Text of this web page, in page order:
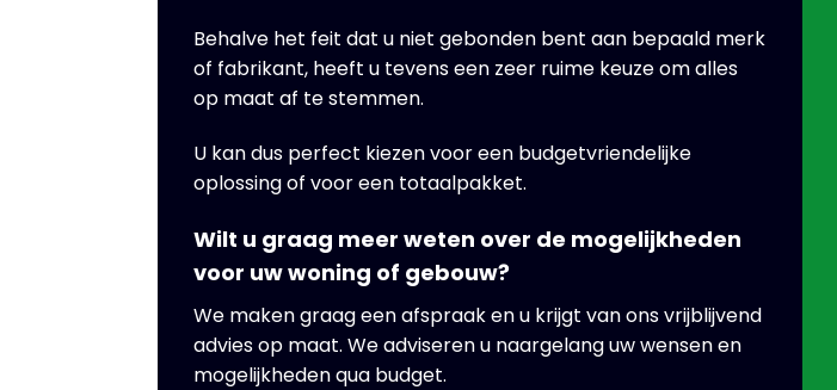
Behalve het feit dat u niet gebonden bent aan bepaald merk
of fabrikant, heeft u tevens een zeer ruime keuze om alles
op maat af te stemmen.
U kan dus perfect kiezen voor een budgetvriendelijke
oplossing of voor een totaalpakket.
Wilt u graag meer weten over de mogelijkheden
voor uw woning of gebouw?
We maken graag een afspraak en u krijgt van ons vrijblijvend
advies op maat. We adviseren u naargelang uw wensen en
mogelijkheden qua budget.